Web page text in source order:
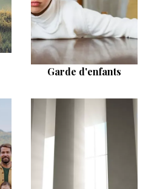
Garde d'enfants